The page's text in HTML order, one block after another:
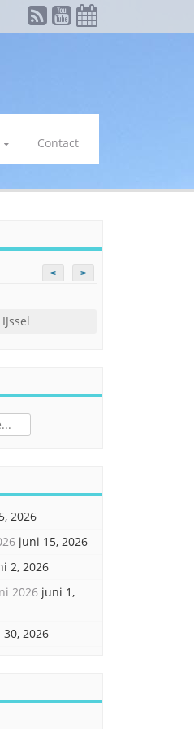
Contact
< >
2026
juni 15, 2026
2, 2026
2026 juni 1,
30, 2026